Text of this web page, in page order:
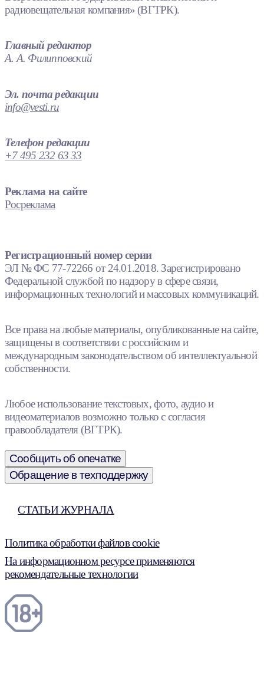
радиовещательная компания» (ВГТРК).
Главный редактор
А. А. Филипповский
Эл. почта редакции
info@vesti.ru
Телефон редакции
+7 495 232 63 33
Реклама на сайте
Росреклама
Регистрационный номер серии
ЭЛ № ФС 77-72266 от 24.01.2018. Зарегистрировано
Федеральной службой по надзору в сфере связи,
информационных технологий и массовых коммуникаций.
Все права на любые материалы, опубликованные на сайте,
защищены в соответствии с российским и
международным законодательством об интеллектуальной
собственности.
Любое использование текстовых, фото, аудио и
видеоматериалов возможно только с согласия
правообладателя (ВГТРК).
Сообщить об опечатке
Обращение в техподдержку
СТАТЬИ ЖУРНАЛА
Политика обработки файлов cookie
На информационном ресурсе применяются
рекомендательные технологии